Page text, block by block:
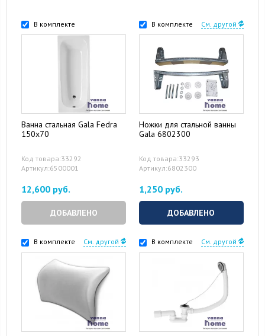
В комплекте
Ванна стальная Gala Fedra
150x70
Код товара:33292
Артикул:6500001
12,600 руб.
ДОБАВЛЕНО
В комплекте См. другой
Ножки для стальной ванны
Gala 6802300
Код товара:33293
Артикул:6802300
1,250 руб.
ДОБАВЛЕНО
В комплекте См. другой В комплекте См. другой